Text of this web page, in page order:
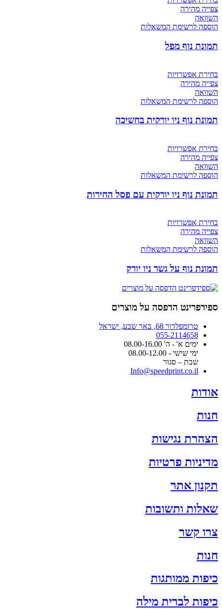
צפייה מהירה
השוואה
הוספה לרשימת המשאלות
תמונת נוף מפל
בחירת אפשרויות
צפייה מהירה
השוואה
הוספה לרשימת המשאלות
תמונת נוף ניו יורקית בחשיכה
בחירת אפשרויות
צפייה מהירה
השוואה
הוספה לרשימת המשאלות
תמונת נוף ניו יורקית עם פסל החירות
בחירת אפשרויות
צפייה מהירה
השוואה
הוספה לרשימת המשאלות
תמונת נוף על גשר ניו יורק
ספידפרינט הדפסה על מוצרים
טרומפלדור 68, באר שבע, ישראל
055-2114658
ימים א' - ה' 08.00-16.00
ימי שישי - 08.00-12.00
שבת – סגור
Info@speedprint.co.il
אודות
חנות
הצהרת נגישות
מדיניות פרטיות
תקנון אתר
שאלות ותשובות
צרו קשר
חנות
כיפות ממותגות
כיפות לברית מילה